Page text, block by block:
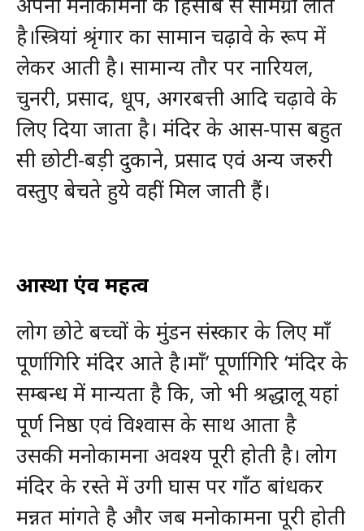
है।स्त्रियां श्रृंगार का सामान चढ़ावे के रूप में
लेकर आती है। सामान्य तौर पर नारियल,
चुनरी, प्रसाद, धूप, अगरबत्ती आदि चढ़ावे के
लिए दिया जाता है। मंदिर के आस-पास बहुत
सी छोटी-बड़ी दुकाने, प्रसाद एवं अन्य जरुरी
वस्तुए बेचते हुये वहीं मिल जाती हैं।
आस्था एंव महत्व
लोग छोटे बच्चों के मुंडन संस्कार के लिए माँ
पूर्णागिरि मंदिर आते है।माँ’ पूर्णागिरि ‘मंदिर के
सम्बन्ध में मान्यता है कि, जो भी श्रद्धालू यहां
पूर्ण निष्ठा एवं विश्वास के साथ आता है
उसकी मनोकामना अवश्य पूरी होती है। लोग
मंदिर के रस्ते में उगी घास पर गाँठ बांधकर
मन्नत मांगते है और जब मनोकामना पूरी होती